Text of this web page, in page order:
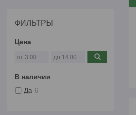
ФИЛЬТРЫ
Цена
В наличии
Да 6